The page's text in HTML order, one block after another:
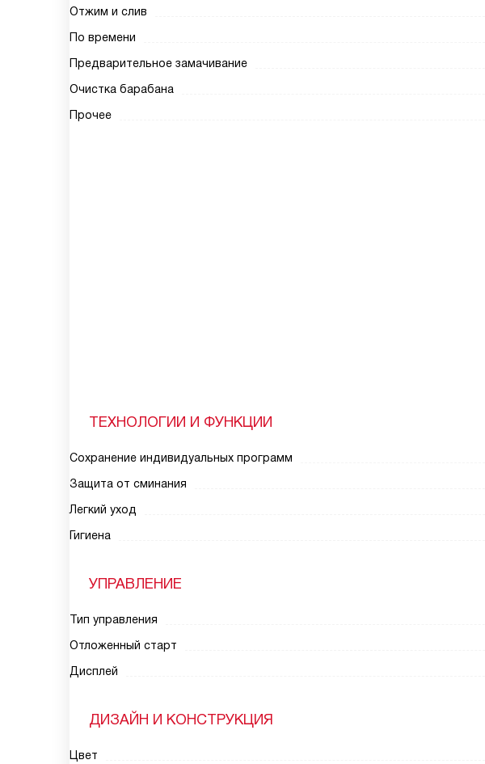
Отжим и слив
По времени
Предварительное замачивание
Очистка барабана
Прочее
ТЕХНОЛОГИИ И ФУНКЦИИ
Сохранение индивидуальных программ
Защита от сминания
Легкий уход
Гигиена
УПРАВЛЕНИЕ
Тип управления
Отложенный старт
Дисплей
ДИЗАЙН И КОНСТРУКЦИЯ
Цвет